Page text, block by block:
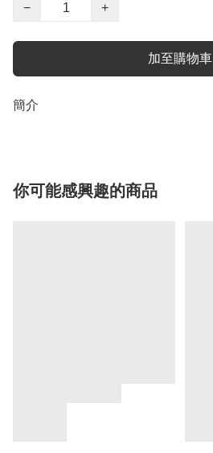
−
+
加至購物車
簡介
你可能感興趣的商品